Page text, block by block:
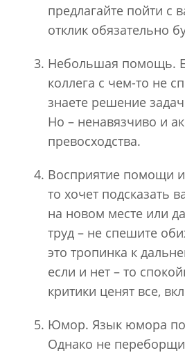
предлагайте пойти с
отклик обязательно
Небольшая помощь.
коллега с чем-то не
знаете решение
Но – ненавязчиво и
превосходства.
Восприятие помощи и
то хочет подсказать
на новом месте или
труд – не спешите
это тропинка к
если и нет – то
критики ценят все,
Юмор. Язык юмора
Однако не